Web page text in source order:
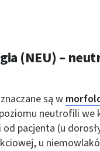
(NEU) –
są w
neutrofili we
pacjenta (u
u